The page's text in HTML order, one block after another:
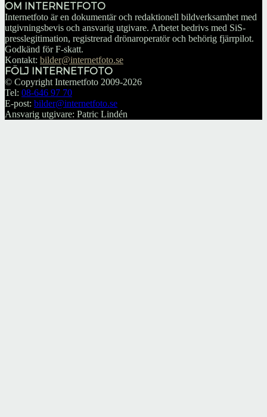
OM INTERNETFOTO
Internetfoto är en dokumentär och redaktionell bildverksamhet med
utgivningsbevis och ansvarig utgivare. Arbetet bedrivs med SiS-
presslegitimation, registrerad drönaroperatör och behörig fjärrpilot.
Godkänd för F-skatt.
Kontakt: bilder@internetfoto.se
FÖLJ INTERNETFOTO
© Copyright Internetfoto 2009-2026
Tel: 08-646 97 70
E-post: bilder@internetfoto.se
Ansvarig utgivare: Patric Lindén